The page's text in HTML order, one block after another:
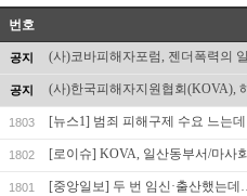
자격심사
자격복원
번호
공지 (사)코바피해자포럼, 젠더폭력의
공지 (사)한국피해자지원협회(KOVA),
1803 [뉴스1] 범죄 피해구제 수요 느는
1802 [로이슈] KOVA, 일산동부서/마사
1801 [중앙일보] 두 번 임신·출산했는